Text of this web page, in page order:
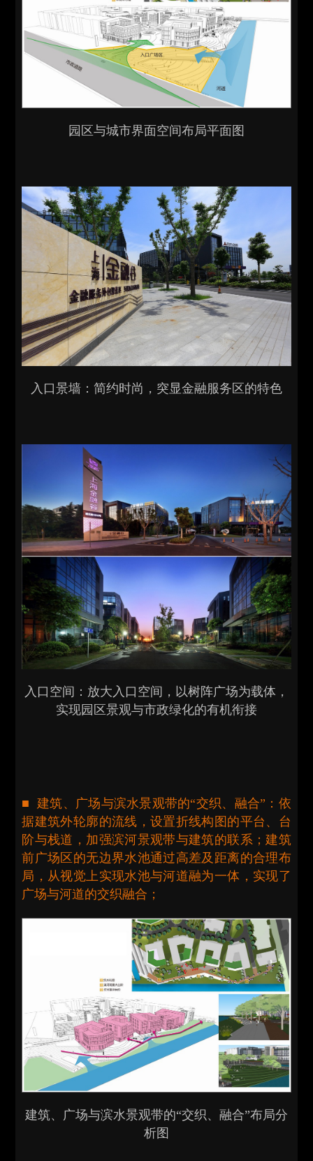
园区与城市界面空间布局平面图
入口景墙：简约时尚，突显金融服务区的特色
入口空间：放大入口空间，以树阵广场为载体，
实现园区景观与市政绿化的有机衔接
■ 建筑、广场与滨水景观带的“交织、融合”：依
据建筑外轮廓的流线，设置折线构图的平台、台
阶与栈道，加强滨河景观带与建筑的联系；建筑
前广场区的无边界水池通过高差及距离的合理布
局，从视觉上实现水池与河道融为一体，实现了
广场与河道的交织融合；
建筑、广场与滨水景观带的“交织、融合”布局分
析图